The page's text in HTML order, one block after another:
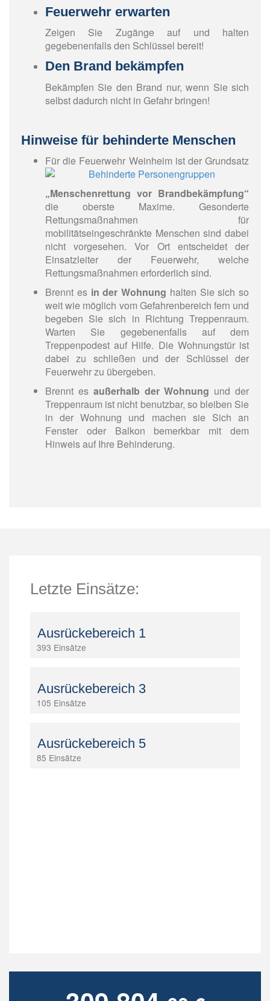
Feuerwehr erwarten
Zeigen Sie Zugänge auf und halten
gegebenenfalls den Schlüssel bereit!
Den Brand bekämpfen
Bekämpfen Sie den Brand nur, wenn Sie sich
selbst dadurch nicht in Gefahr bringen!
Hinweise für behinderte Menschen
Für die Feuerwehr Weinheim ist der Grundsatz
„Menschenrettung vor Brandbekämpfung“
die oberste Maxime. Gesonderte
Rettungsmaßnahmen für
mobilitätseingeschränkte Menschen sind dabei
nicht vorgesehen. Vor Ort entscheidet der
Einsatzleiter der Feuerwehr, welche
Rettungsmaßnahmen erforderlich sind.
Brennt es in der Wohnung halten Sie sich so
weit wie möglich vom Gefahrenbereich fern und
begeben Sie sich in Richtung Treppenraum.
Warten Sie gegebenenfalls auf dem
Treppenpodest auf Hilfe. Die Wohnungstür ist
dabei zu schließen und der Schlüssel der
Feuerwehr zu übergeben.
Brennt es außerhalb der Wohnung und der
Treppenraum ist nicht benutzbar, so bleiben Sie
in der Wohnung und machen sie Sich an
Fenster oder Balkon bemerkbar mit dem
Hinweis auf Ihre Behinderung.
Letzte Einsätze:
Ausrückebereich 1
393 Einsätze
Ausrückebereich 3
105 Einsätze
Ausrückebereich 5
85 Einsätze